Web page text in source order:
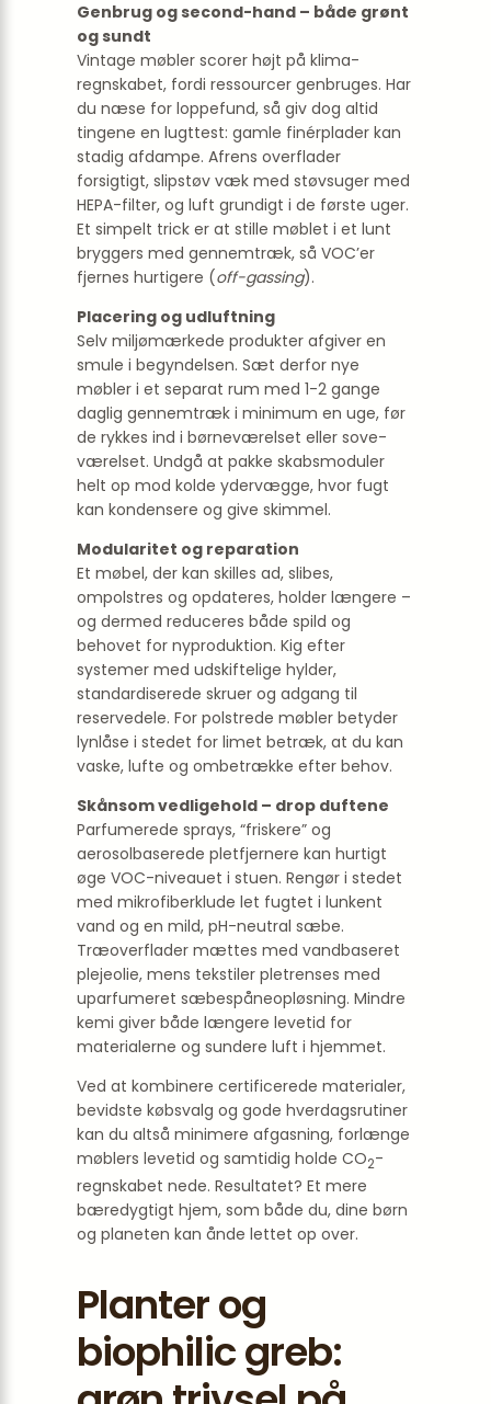
Genbrug og second-hand – både grønt
og sundt
Vintage møbler scorer højt på klima­
regnskabet, fordi ressourcer genbruges. Har
du næse for loppefund, så giv dog altid
tingene en lugttest: gamle finérplader kan
stadig afdampe. Afrens overflader
forsigtigt, slipstøv væk med støvsuger med
HEPA-filter, og luft grundigt i de første uger.
Et simpelt trick er at stille møblet i et lunt
bryggers med gennemtræk, så VOC’er
fjernes hurtigere (off-gassing).
Placering og udluftning
Selv miljømærkede produkter afgiver en
smule i begyndelsen. Sæt derfor nye
møbler i et separat rum med 1-2 gange
daglig gennemtræk i minimum en uge, før
de rykkes ind i børneværelset eller sove­
værelset. Undgå at pakke skabsmoduler
helt op mod kolde ydervægge, hvor fugt
kan kondensere og give skimmel.
Modularitet og reparation
Et møbel, der kan skilles ad, slibes,
ompolstres og opdateres, holder længere –
og dermed reduceres både spild og
behovet for nyproduktion. Kig efter
systemer med udskiftelige hylder,
standardiserede skruer og adgang til
reservedele. For polstrede møbler betyder
lynlåse i stedet for limet betræk, at du kan
vaske, lufte og ombetrække efter behov.
Skånsom vedligehold – drop duftene
Parfumerede sprays, “friskere” og
aerosolbaserede pletfjernere kan hurtigt
øge VOC-niveauet i stuen. Rengør i stedet
med mikrofiberklude let fugtet i lunkent
vand og en mild, pH-neutral sæbe.
Træoverflader mættes med vandbaseret
plejeolie, mens tekstiler pletrenses med
uparfumeret sæbespåneopløsning. Mindre
kemi giver både længere levetid for
materialerne og sundere luft i hjemmet.
Ved at kombinere certificerede materialer,
bevidste købsvalg og gode hverdagsrutiner
kan du altså minimere afgasning, forlænge
møblers levetid og samtidig holde CO2-
regnskabet nede. Resultatet? Et mere
bæredygtigt hjem, som både du, dine børn
og planeten kan ånde lettet op over.
Planter og
biophilic greb: